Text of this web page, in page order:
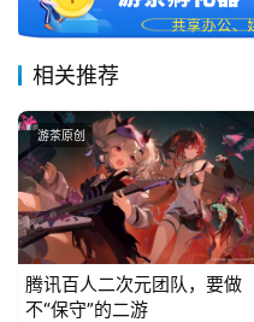
相关推荐
游茶原创
腾讯百人二次元团队，要做
不“保守”的二游